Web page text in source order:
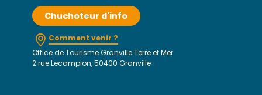
Chuchoteur d'info
Comment venir ?
Office de Tourisme Granville Terre et Mer
2 rue Lecampion, 50400 Granville